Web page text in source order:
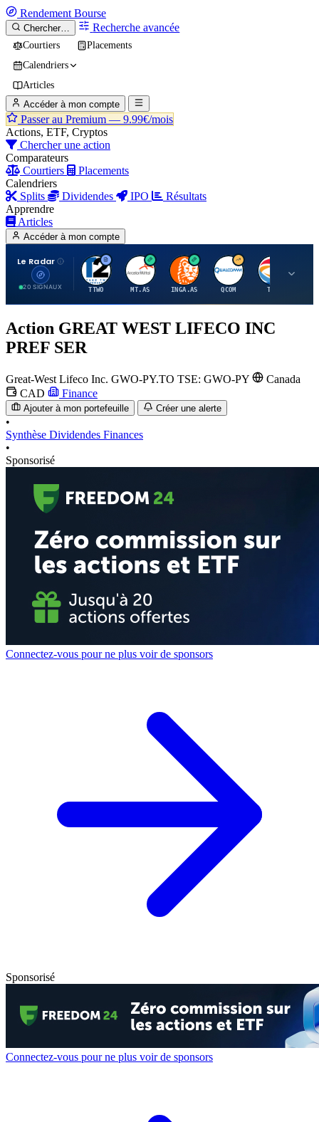
Rendement Bourse
Chercher… Recherche avancée
Courtiers
Placements
Calendriers
Articles
Accéder à mon compte
Passer au Premium — 9.99€/mois
Actions, ETF, Cryptos
Chercher une action
Comparateurs
Courtiers
Placements
Calendriers
Splits
Dividendes IPO
Résultats
Apprendre
Articles
Accéder à mon compte
Le Radar
20 SIGNAUX
T
TTWO
A
MT.AS
I
INGA.AS
Q
QCOM
T
TTE
Action GREAT WEST LIFECO INC
PREF SER
Great-West Lifeco Inc. GWO-PY.TO TSE: GWO-PY
Canada
CAD
Finance
Ajouter à mon portefeuille Créer une alerte
•
Synthèse Dividendes Finances
•
Sponsorisé
Connectez-vous pour ne plus voir de sponsors
Sponsorisé
Connectez-vous pour ne plus voir de sponsors